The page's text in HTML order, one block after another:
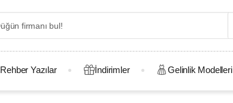
Rehber Yazılar İndirimler Gelinlik Modelleri